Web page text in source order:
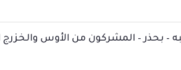
– بحذر – المشركون من الأوس والخزرج